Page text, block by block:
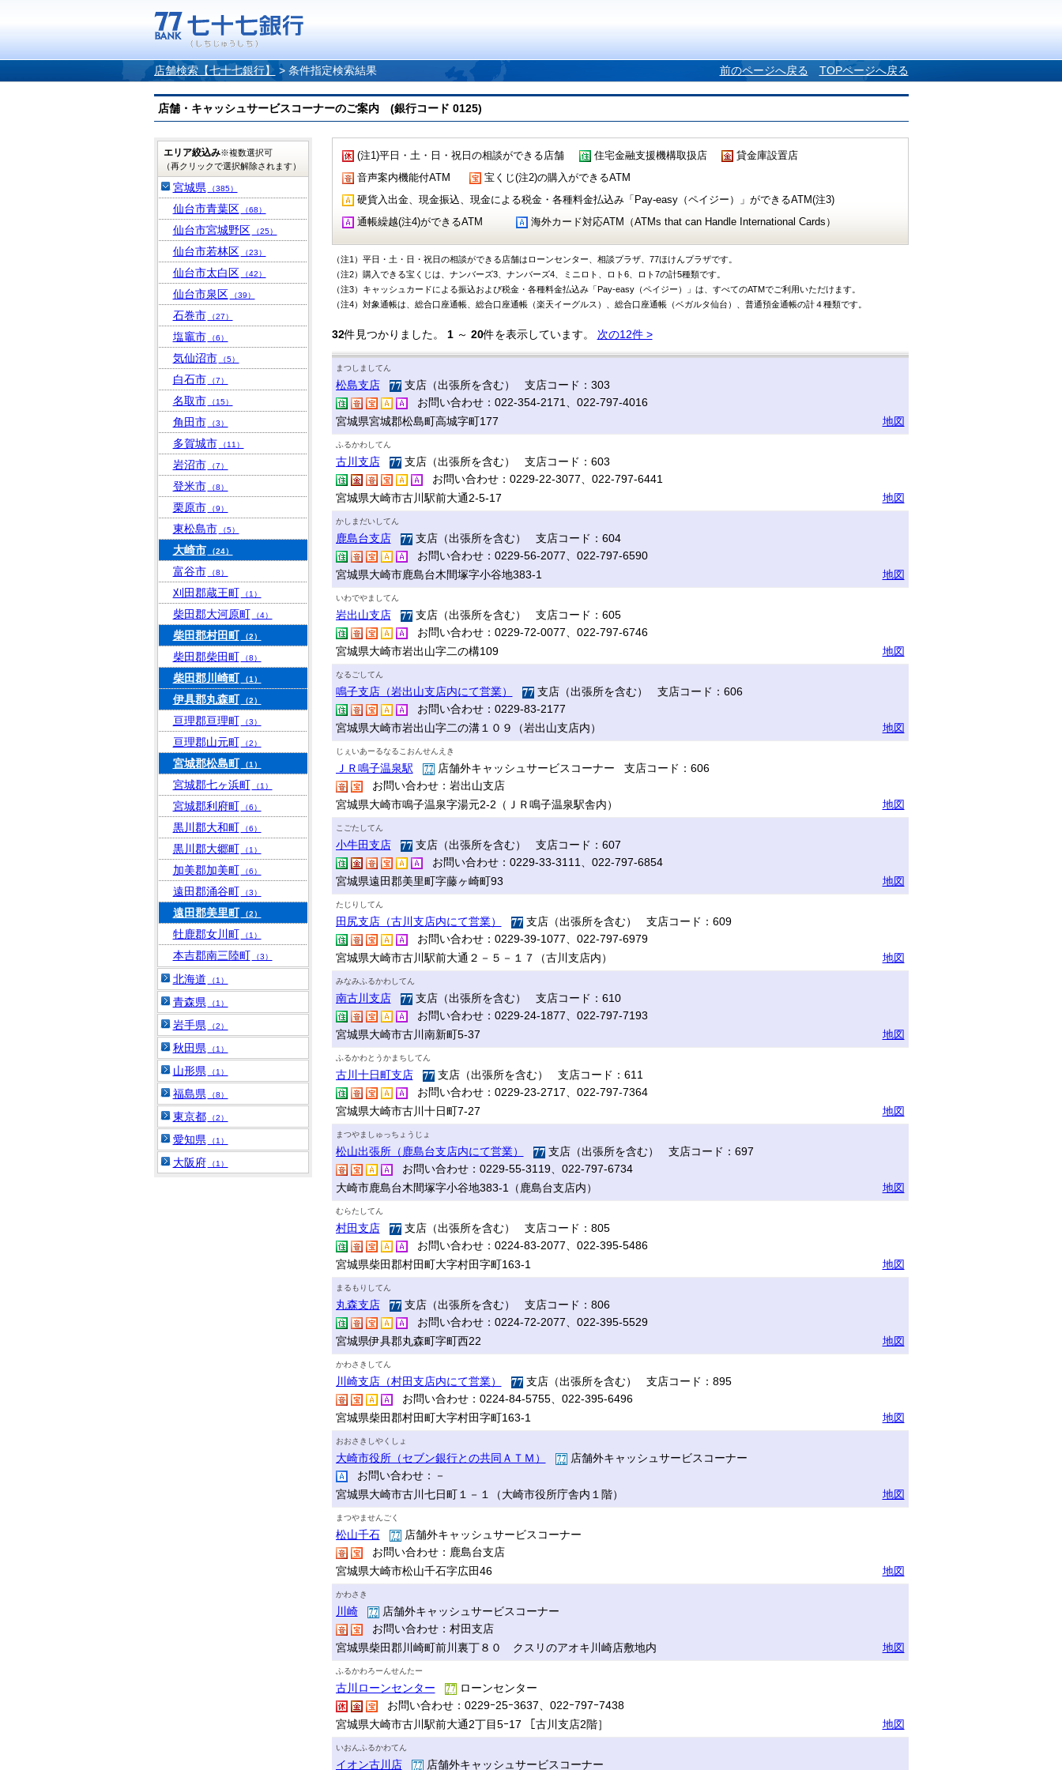
店舗検索【七十七銀行】 > 条件指定検索結果 前のページへ戻る TOPページへ戻る
店舗・キャッシュサービスコーナーのご案内 (銀行コード 0125)
(注1)平日・土・日・祝日の相談ができる店舗 住宅金融支援機構取扱店
貸金庫設置店
音声案内機能付ATM
宝くじ(注2)の購入ができるATM
硬貨入出金、現金振込、現金による税金・各種料金払込み「Pay-easy（ペイジー）」ができるATM(注3)
通帳繰越(注4)ができるATM
海外カード対応ATM（ATMs that can Handle International Cards）
（注1）平日・土・日・祝日の相談ができる店舗はローンセンター、相談プラザ、77ほけんプラザです。
（注2）購入できる宝くじは、ナンバーズ3、ナンバーズ4、ミニロト、ロト6、ロト7の計5種類です。
（注3）キャッシュカードによる振込および税金・各種料金払込み「Pay-easy（ペイジー）」は、すべてのATMでご利用いただけます。
（注4）対象通帳は、総合口座通帳、総合口座通帳（楽天イーグルス）、総合口座通帳（ベガルタ仙台）、普通預金通帳の計４種類です。
32件見つかりました。 1～ 20件を表示しています。 次の12件 >
まつしましてん
松島支店
支店（出張所を含む） 支店コード：303
お問い合わせ：022-354-2171、022-797-4016
宮城県宮城郡松島町高城字町177
地図
ふるかわしてん
古川支店
支店（出張所を含む） 支店コード：603
お問い合わせ：0229-22-3077、022-797-6441
宮城県大崎市古川駅前大通2-5-17
地図
かしまだいしてん
鹿島台支店
支店（出張所を含む） 支店コード：604
お問い合わせ：0229-56-2077、022-797-6590
宮城県大崎市鹿島台木間塚字小谷地383-1
地図
いわでやましてん
岩出山支店
支店（出張所を含む） 支店コード：605
お問い合わせ：0229-72-0077、022-797-6746
宮城県大崎市岩出山字二の構109
地図
なるごしてん
鳴子支店（岩出山支店内にて営業）
支店（出張所を含む） 支店コード：606
お問い合わせ：0229-83-2177
宮城県大崎市岩出山字二の溝１０９（岩出山支店内）
地図
じぇいあーるなるこおんせんえき
ＪＲ鳴子温泉駅
店舗外キャッシュサービスコーナー 支店コード：606
お問い合わせ：岩出山支店
宮城県大崎市鳴子温泉字湯元2-2（ＪＲ鳴子温泉駅舎内）
地図
こごたしてん
小牛田支店
支店（出張所を含む） 支店コード：607
お問い合わせ：0229-33-3111、022-797-6854
宮城県遠田郡美里町字藤ヶ崎町93
地図
たじりしてん
田尻支店（古川支店内にて営業）
支店（出張所を含む） 支店コード：609
お問い合わせ：0229-39-1077、022-797-6979
宮城県大崎市古川駅前大通２－５－１７（古川支店内）
地図
みなみふるかわしてん
南古川支店
支店（出張所を含む） 支店コード：610
お問い合わせ：0229-24-1877、022-797-7193
宮城県大崎市古川南新町5-37
地図
ふるかわとうかまちしてん
古川十日町支店
支店（出張所を含む） 支店コード：611
お問い合わせ：0229-23-2717、022-797-7364
宮城県大崎市古川十日町7-27
地図
まつやましゅっちょうじょ
松山出張所（鹿島台支店内にて営業）
支店（出張所を含む） 支店コード：697
お問い合わせ：0229-55-3119、022-797-6734
大崎市鹿島台木間塚字小谷地383-1（鹿島台支店内）
地図
むらたしてん
村田支店
支店（出張所を含む） 支店コード：805
お問い合わせ：0224-83-2077、022-395-5486
宮城県柴田郡村田町大字村田字町163-1
地図
まるもりしてん
丸森支店
支店（出張所を含む） 支店コード：806
お問い合わせ：0224-72-2077、022-395-5529
宮城県伊具郡丸森町字町西22
地図
かわさきしてん
川崎支店（村田支店内にて営業）
支店（出張所を含む） 支店コード：895
お問い合わせ：0224-84-5755、022-395-6496
宮城県柴田郡村田町大字村田字町163-1
地図
おおさきしやくしょ
大崎市役所（セブン銀行との共同ＡＴＭ）
店舗外キャッシュサービスコーナー
お問い合わせ：－
宮城県大崎市古川七日町１－１（大崎市役所庁舎内１階）
地図
まつやませんごく
松山千石
店舗外キャッシュサービスコーナー
お問い合わせ：鹿島台支店
宮城県大崎市松山千石字広田46
地図
かわさき
川崎
店舗外キャッシュサービスコーナー
お問い合わせ：村田支店
宮城県柴田郡川崎町前川裏丁８０ クスリのアオキ川崎店敷地内
地図
ふるかわろーんせんたー
古川ローンセンター
ローンセンター
お問い合わせ：0229ｰ25ｰ3637、022ｰ797ｰ7438
宮城県大崎市古川駅前大通2丁目5ｰ17 ［古川支店2階］
地図
いおんふるかわてん
イオン古川店 店舗外キャッシュサービスコーナー
エリア絞込み※複数選択可
（再クリックで選択解除されます）
宮城県 （385）
仙台市青葉区 （68）
仙台市宮城野区 （25）
仙台市若林区 （23）
仙台市太白区 （42）
仙台市泉区 （39）
石巻市 （27）
塩竈市 （6）
気仙沼市 （5）
白石市 （7）
名取市 （15）
角田市 （3）
多賀城市 （11）
岩沼市 （7）
登米市 （8）
栗原市 （9）
東松島市 （5）
大崎市 （24）
富谷市 （8）
刈田郡蔵王町 （1）
柴田郡大河原町 （4）
柴田郡村田町 （2）
柴田郡柴田町 （8）
柴田郡川崎町 （1）
伊具郡丸森町 （2）
亘理郡亘理町 （3）
亘理郡山元町 （2）
宮城郡松島町 （1）
宮城郡七ヶ浜町 （1）
宮城郡利府町 （6）
黒川郡大和町 （6）
黒川郡大郷町 （1）
加美郡加美町 （6）
遠田郡涌谷町 （3）
遠田郡美里町 （2）
牡鹿郡女川町 （1）
本吉郡南三陸町 （3）
北海道 （1）
青森県 （1）
岩手県 （2）
秋田県 （1）
山形県 （1）
福島県 （8）
東京都 （2）
愛知県 （1）
大阪府 （1）